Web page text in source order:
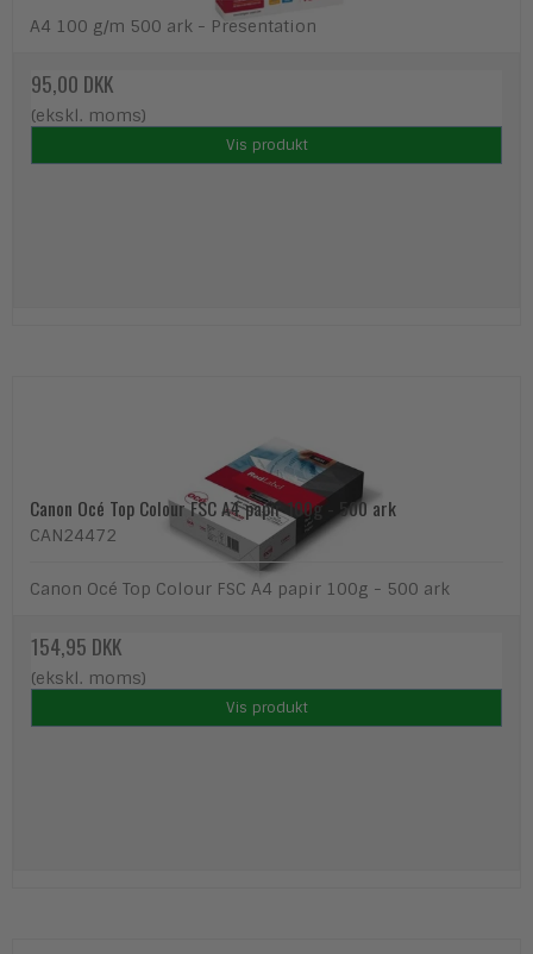
A4 100 g/m 500 ark - Presentation
95,00 DKK
(ekskl. moms)
Vis produkt
Canon Océ Top Colour FSC A4 papir 100g - 500 ark
CAN24472
Canon Océ Top Colour FSC A4 papir 100g - 500 ark
154,95 DKK
(ekskl. moms)
Vis produkt